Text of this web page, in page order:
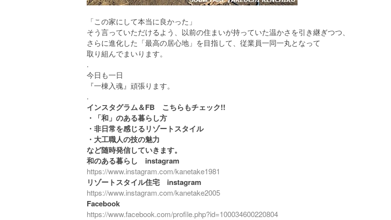
「この家にして本当に良かった」
そう言っていただけるよう、以前の住まいが持っていた温かさを引き継ぎつつ、
さらに進化した「最高の居心地」を目指して、従業員一同一丸となって
取り組んでまいります。
.
今日も一日
『一棟入魂』頑張ります。
.
インスタグラム＆FB こちらもチェック!!
・「和」のある暮らし方
・非日常を感じるリゾートスタイル
・大工職人の技の魅力
など随時発信していきます。
和のある暮らし instagram
https://www.instagram.com/kanetake1981
リゾートスタイル住宅 instagram
https://www.instagram.com/kanetake2005
Facebook
https://www.facebook.com/profile.php?id=100034600220804